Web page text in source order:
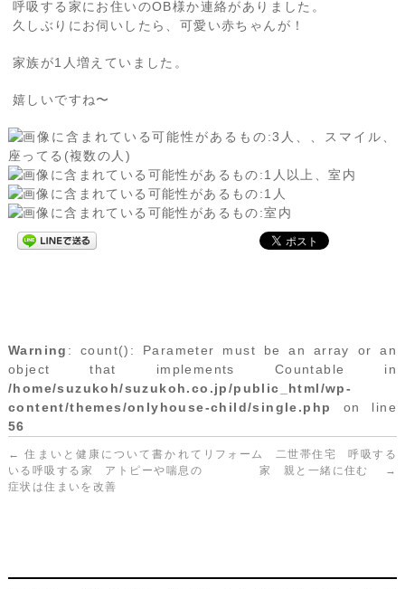
呼吸する家にお住いのOB様か連絡がありました。
久しぶりにお伺いしたら、可愛い赤ちゃんが！
家族が1人増えていました。
嬉しいですね〜
Warning : count(): Parameter must be an array or an
object that implements Countable in
/home/suzukoh/suzukoh.co.jp/public_html/wp-
content/themes/onlyhouse-child/single.php
on line
56
← 住まいと健康について書かれて
いる呼吸する家 アトピーや喘息の
症状は住まいを改善
リフォーム 二世帯住宅 呼吸する
家 親と一緒に住む
→